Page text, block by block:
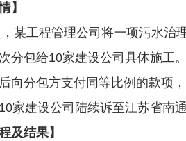
工程管理公司将一项污水治理
分包给10家建设公司具体施工
向分包方支付同等比例的款项
家建设公司陆续诉至江苏省南
及结果】